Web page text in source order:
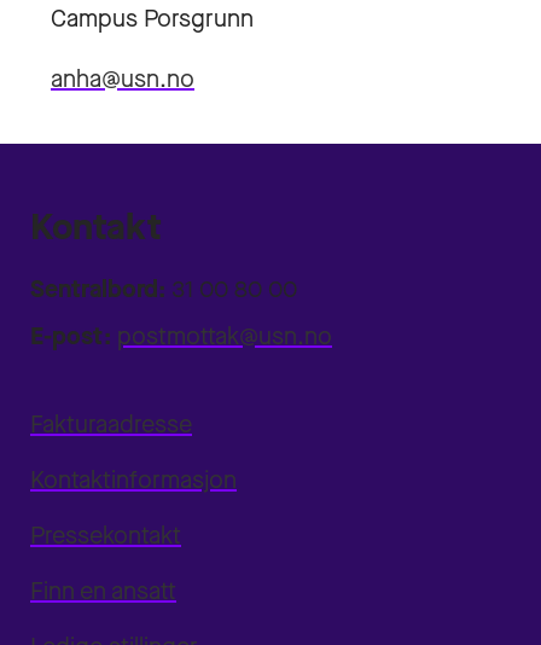
Campus Porsgrunn
anha@usn.no
Kontakt
Sentralbord: 31 00 80 00
E-post: postmottak@usn.no
Fakturaadresse
Kontaktinformasjon
Pressekontakt
Finn en ansatt